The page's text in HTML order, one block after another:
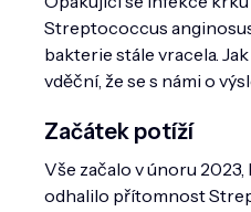
Streptococcus
bakterie stále vracela.
vděční, že se s námi o
Začátek potíží
Vše začalo v únoru
odhalilo přítomnost